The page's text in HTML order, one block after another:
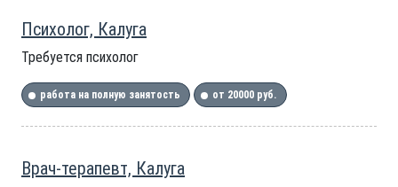
Психолог, Калуга
Требуется психолог
работа на полную занятость от 20000 руб.
Врач-терапевт, Калуга